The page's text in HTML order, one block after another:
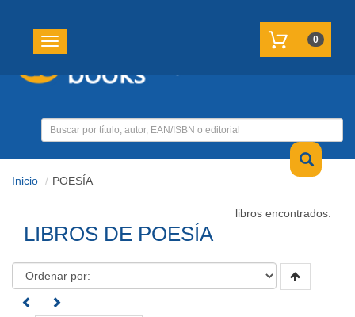
Toggle navigation 0
Inicio POESÍA
libros encontrados.
LIBROS DE POESÍA